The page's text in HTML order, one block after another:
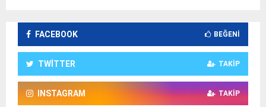
FACEBOOK BEĞENI
TWITTER TAKIP
INSTAGRAM TAKIP